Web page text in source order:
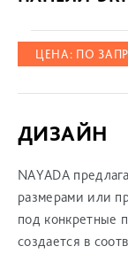
ЦЕНА: ПО
ДИЗАЙН
NAYADA
размерами или
под конкретные
создается в